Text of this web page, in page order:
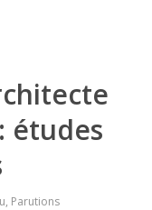
études
, Parutions